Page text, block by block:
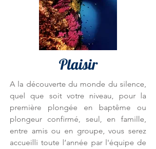
Plaisir
A la découverte du monde du silence,
quel que soit votre niveau, pour la
première plongée en baptême ou
plongeur confirmé, seul, en famille,
entre amis ou en groupe, vous serez
accueilli toute l’année par l'équipe de